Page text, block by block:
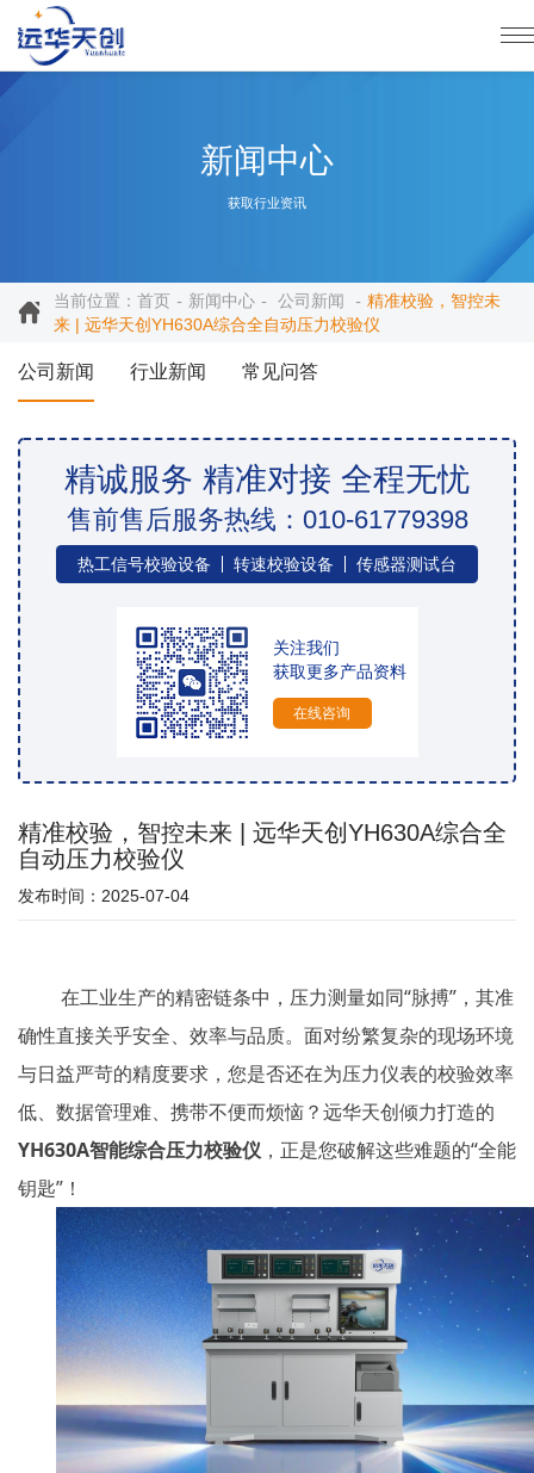
新闻中心
获取行业资讯
当前位置： 首页 新闻中心 公司新闻
精准校验，智控未
来 | 远华天创YH630A综合全自动压力校验仪
公司新闻 行业新闻 常见问答
精诚服务 精准对接 全程无忧
售前售后服务热线：010-61779398
热工信号校验设备 转速校验设备 传感器测试台
关注我们
获取更多产品资料
在线咨询
精准校验，智控未来 | 远华天创YH630A综合全
自动压力校验仪
发布时间：2025-07-04
在工业生产的精密链条中，压力测量如同“脉搏”，其准
确性直接关乎安全、效率与品质。面对纷繁复杂的现场环境
与日益严苛的精度要求，您是否还在为压力仪表的校验效率
低、数据管理难、携带不便而烦恼？远华天创倾力打造的
YH630A智能综合压力校验仪 ，正是您破解这些难题的“全能
钥匙”！